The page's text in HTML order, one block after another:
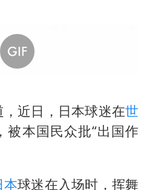
公司“上四休三”但要降薪1000元
A股收盘：三大指数均涨超1%
如何把百年大党建设得更加坚强有力？
近日，日本球迷在世
被本国民众批“出国作
本球迷在入场时，挥舞